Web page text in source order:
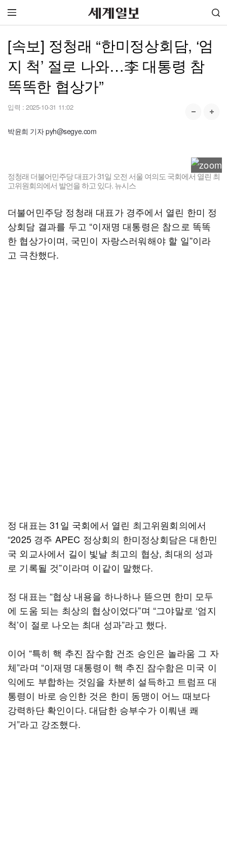
[속보] 정청래 “한미정상회담, ‘엄
지 척’ 절로 나와…李 대통령 참
똑똑한 협상가”
입력 : 2025-10-31 11:02
박윤희 기자 pyh@segye.com
정청래 더불어민주당 대표가 31일 오전 서울 여의도 국회에서 열린 최
고위원회의에서 발언을 하고 있다. 뉴시스
더불어민주당 정청래 대표가 경주에서 열린 한미 정
상회담 결과를 두고 “이재명 대통령은 참으로 똑똑
한 협상가이며, 국민이 자랑스러워해야 할 일”이라
고 극찬했다.
정 대표는 31일 국회에서 열린 최고위원회의에서
“2025 경주 APEC 정상회의 한미정상회담은 대한민
국 외교사에서 길이 빛날 최고의 협상, 최대의 성과
로 기록될 것”이라며 이같이 말했다.
정 대표는 “협상 내용을 하나하나 뜯으면 한미 모두
에 도움 되는 최상의 협상이었다”며 “그야말로 ‘엄지
척’이 절로 나오는 최대 성과”라고 했다.
이어 “특히 핵 추진 잠수함 건조 승인은 놀라움 그 자
체”라며 “이재명 대통령이 핵 추진 잠수함은 미국 이
익에도 부합하는 것임을 차분히 설득하고 트럼프 대
통령이 바로 승인한 것은 한미 동맹이 어느 때보다
강력하단 확인이다. 대담한 승부수가 이뤄낸 쾌
거”라고 강조했다.